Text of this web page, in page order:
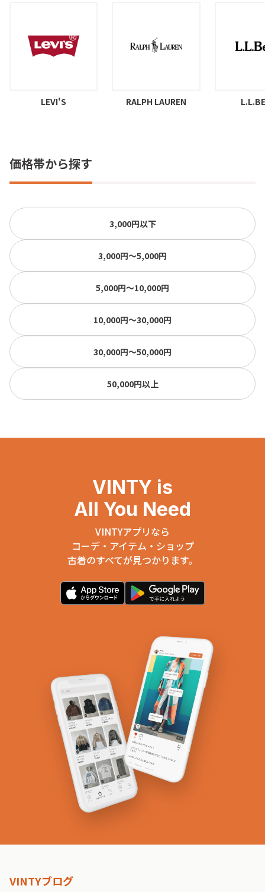
LEVI'S RALPH LAUREN
価格帯から探す
3,000円以下
3,000円〜5,000円
5,000円〜10,000円
10,000円〜30,000円
30,000円〜50,000円
50,000円以上
VINTY is
All You Need
VINTYアプリなら
コーデ・アイテム・ショップ
古着のすべてが見つかります。
VINTYブログ